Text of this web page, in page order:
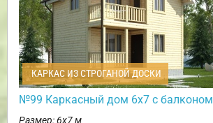
КАРКАС ИЗ СТРОГАНОЙ ДОСКИ
№99 Каркасный дом 6х7 с балконом
Размер: 6х7 м